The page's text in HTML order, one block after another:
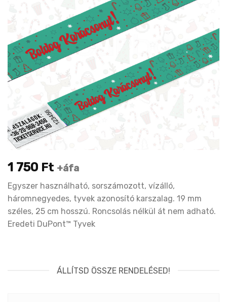
1 750 Ft +áfa
Egyszer használható, sorszámozott, vízálló,
háromnegyedes, tyvek azonosító karszalag. 19 mm
széles, 25 cm hosszú. Roncsolás nélkül át nem adható.
Eredeti DuPont™ Tyvek
ÁLLÍTSD ÖSSZE RENDELÉSED!